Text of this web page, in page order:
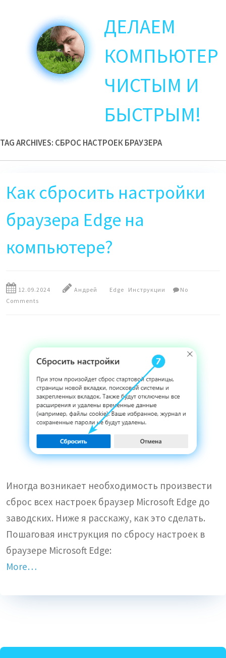
ДЕЛАЕМ
КОМПЬЮТЕР
ЧИСТЫМ И
БЫСТРЫМ!
TAG ARCHIVES: СБРОС НАСТРОЕК БРАУЗЕРА
Как сбросить настройки
браузера Edge на
компьютере?
12.09.2024 Андрей Edge Инструкции
No
Comments
Иногда возникает необходимость произвести
сброс всех настроек браузер Microsoft Edge до
заводских. Ниже я расскажу, как это сделать.
Пошаговая инструкция по сбросу настроек в
браузере Microsoft Edge:
More…